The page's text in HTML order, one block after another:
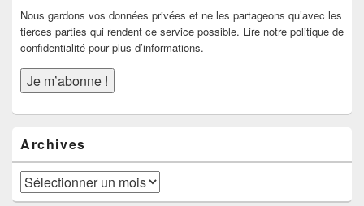
Nous gardons vos données privées et ne les partageons qu’avec les
tierces parties qui rendent ce service possible. Lire notre politique de
confidentialité pour plus d’informations.
Archives
Archives